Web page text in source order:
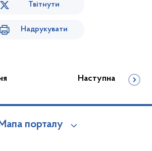
Твітнути
Надрукувати
Наступна
порталу